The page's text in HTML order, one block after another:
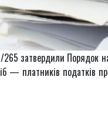
265 затвердили Порядок
— платників податків